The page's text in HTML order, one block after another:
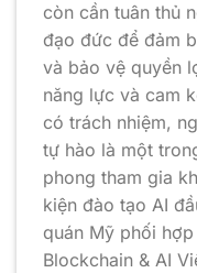
còn cần tuân thủ
đạo đức để đảm
và bảo vệ quyền
năng lực và cam
có trách nhiệm,
tự hào là một
phong tham gia
kiện đào tạo AI
quán Mỹ phối
Blockchain & AI